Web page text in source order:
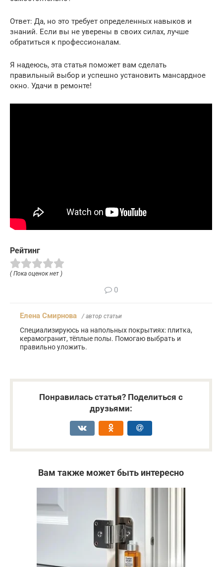
Ответ: Да, но это требует определенных навыков и
знаний. Если вы не уверены в своих силах, лучше
обратиться к профессионалам.
Я надеюсь, эта статья поможет вам сделать
правильный выбор и успешно установить мансардное
окно. Удачи в ремонте!
Рейтинг
( Пока оценок нет )
0
Елена Смирнова / автор статьи
Специализируюсь на напольных покрытиях: плитка,
керамогранит, тёплые полы. Помогаю выбрать и
правильно уложить.
Понравилась статья? Поделиться с
друзьями:
Вам также может быть интересно